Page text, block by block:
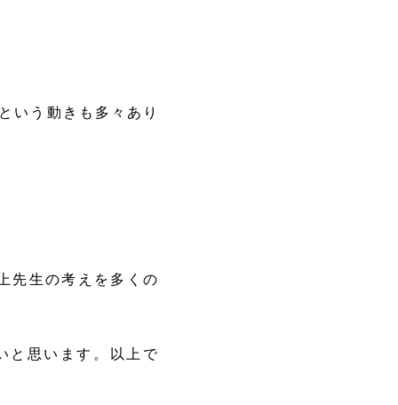
いう動きも多々あり
先生の考えを多くの
と思います。以上で